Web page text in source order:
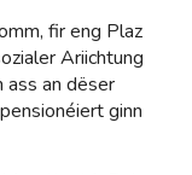
fir eng Plaz
Ariichtung
ass an dëser
ginn